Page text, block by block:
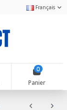
Français
0
Panier